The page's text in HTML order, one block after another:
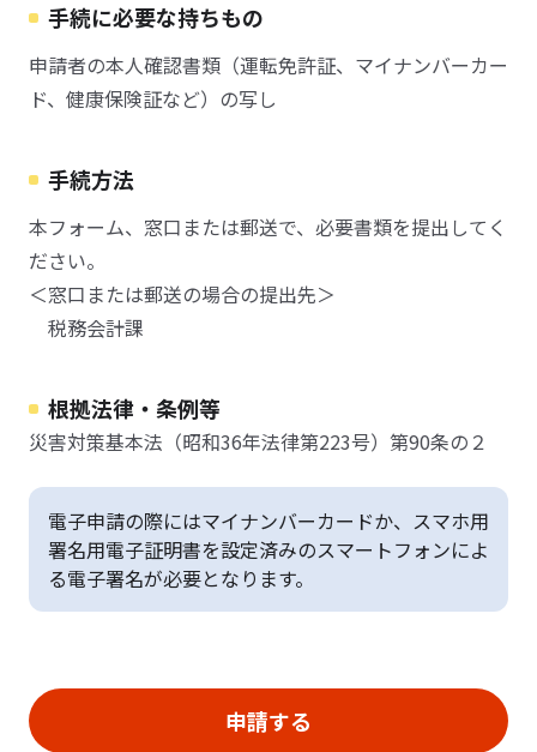
手続に必要な持ちもの
申請者の本人確認書類（運転免許証、マイナンバーカー
ド、健康保険証など）の写し
手続方法
本フォーム、窓口または郵送で、必要書類を提出してく
ださい。
＜窓口または郵送の場合の提出先＞
税務会計課
根拠法律・条例等
災害対策基本法（昭和36年法律第223号）第90条の２
電子申請の際にはマイナンバーカードか、スマホ用
署名用電子証明書を設定済みのスマートフォンによ
る電子署名が必要となります。